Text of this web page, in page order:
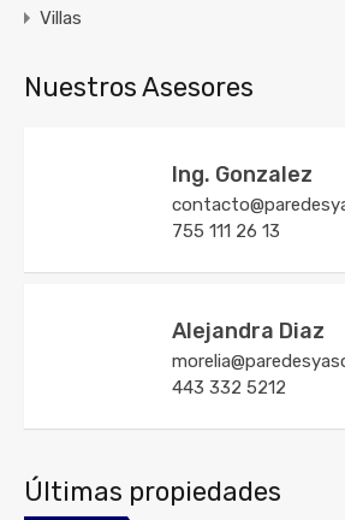
Villas
Nuestros Asesores
Ing. Gonzalez
755 111 26 13
Alejandra Diaz
443 332 5212
Últimas propiedades